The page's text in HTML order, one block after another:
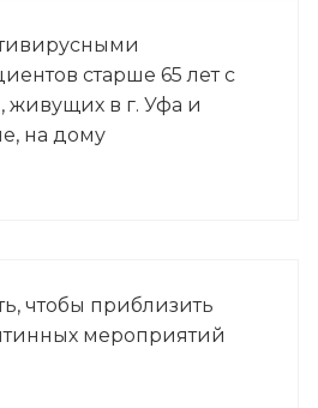
старше 65 лет с
в г. Уфа и
на дому
чтобы приблизить
мероприятий